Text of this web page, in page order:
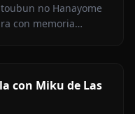
no Hanayome
con memoria
con Miku de Las